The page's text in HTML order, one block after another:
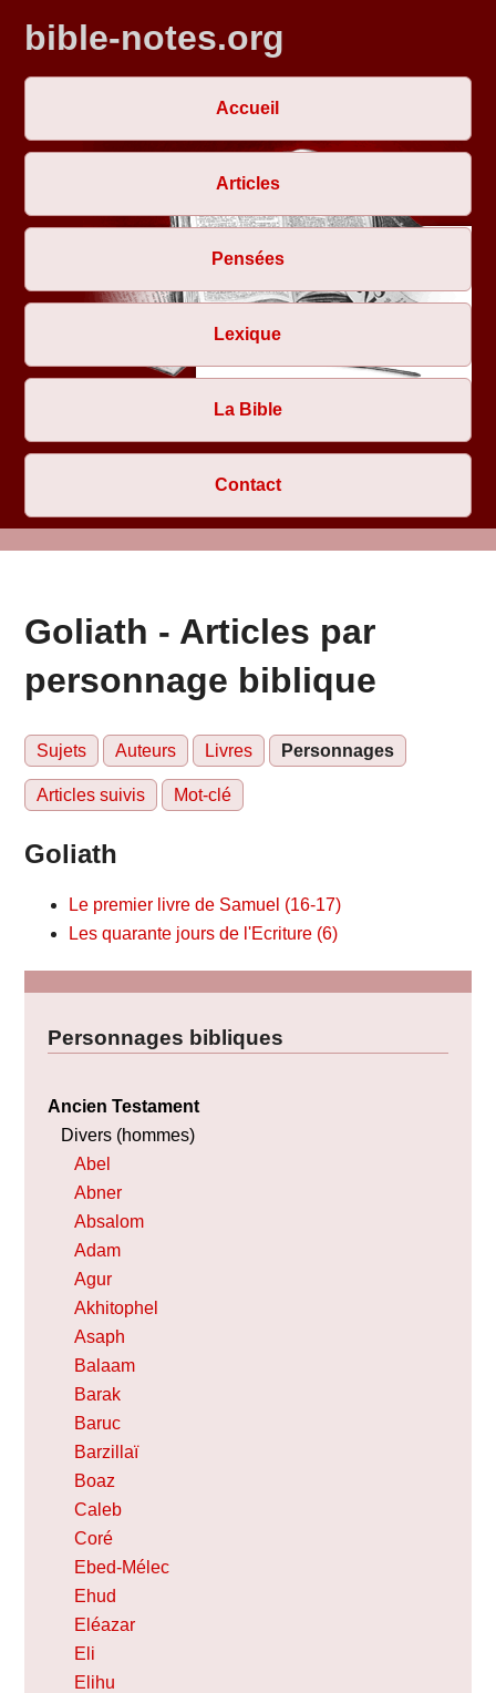
bible-notes.org
Accueil
Articles
Pensées
Lexique
La Bible
Contact
Goliath - Articles par
personnage biblique
Sujets Auteurs Livres Personnages
Articles suivis Mot-clé
Goliath
Le premier livre de Samuel (16-17)
Les quarante jours de l'Ecriture (6)
Personnages bibliques
Ancien Testament
Divers (hommes)
Abel
Abner
Absalom
Adam
Agur
Akhitophel
Asaph
Balaam
Barak
Baruc
Barzillaï
Boaz
Caleb
Coré
Ebed-Mélec
Ehud
Eléazar
Eli
Elihu